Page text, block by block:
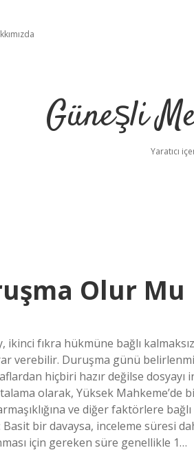
Güneşli
Yaratıcı
Olur Mu
ikinci fıkra hükmüne bağlı
verebilir. Duruşma günü
hiçbiri hazır değilse dosyayı
olarak, Yüksek Mahkeme’de
ve diğer faktörlere
bir davaysa, inceleme süresi
için gereken süre genellikle 1…